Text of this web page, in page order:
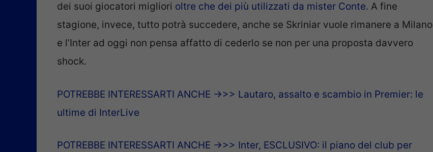
dei suoi giocatori migliori oltre che dei più utilizzati da mister Conte. A fine
stagione, invece, tutto potrà succedere, anche se Skriniar vuole rimanere a Milano
e l’Inter ad oggi non pensa affatto di cederlo se non per una proposta davvero
shock.
POTREBBE INTERESSARTI ANCHE ->>> Lautaro, assalto e scambio in Premier: le
ultime di InterLive
POTREBBE INTERESSARTI ANCHE ->>> Inter, ESCLUSIVO: il piano del club per